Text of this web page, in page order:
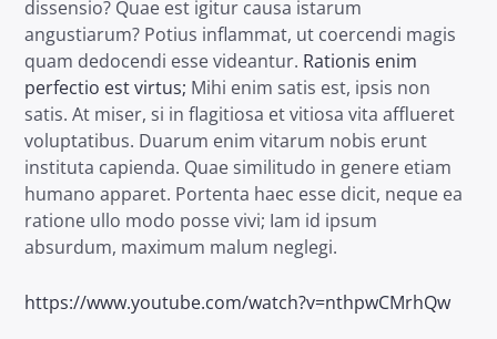
dissensio? Quae est igitur causa istarum
angustiarum? Potius inflammat, ut coercendi magis
quam dedocendi esse videantur. Rationis enim
perfectio est virtus; Mihi enim satis est, ipsis non
satis. At miser, si in flagitiosa et vitiosa vita afflueret
voluptatibus. Duarum enim vitarum nobis erunt
instituta capienda. Quae similitudo in genere etiam
humano apparet. Portenta haec esse dicit, neque ea
ratione ullo modo posse vivi; Iam id ipsum
absurdum, maximum malum neglegi.
https://www.youtube.com/watch?v=nthpwCMrhQw